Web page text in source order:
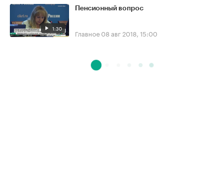
1:30
Пенсионный вопрос
Главное 08 авг 2018, 15:00